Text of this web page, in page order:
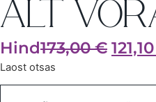
ALT
Hind173,00€ 121,10
Laost otsas